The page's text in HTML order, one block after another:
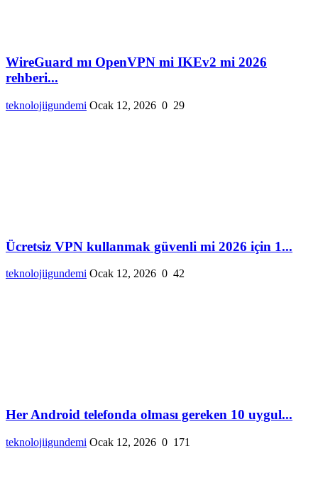
WireGuard mı OpenVPN mi IKEv2 mi 2026
rehberi...
teknolojiigundemi Ocak 12, 2026 0 29
Ücretsiz VPN kullanmak güvenli mi 2026 için 1...
teknolojiigundemi Ocak 12, 2026 0 42
Her Android telefonda olması gereken 10 uygul...
teknolojiigundemi Ocak 12, 2026 0 171